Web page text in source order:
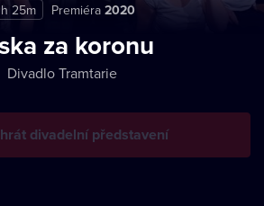
25m Premiéra 2020
za koronu
Divadlo Tramtarie
divadelní představení